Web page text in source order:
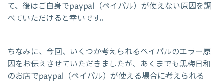
て、後はご自身でpaypal（ペイパル）が使えない原因を調
べていただけると幸いです。
ちなみに、今回、いくつか考えられるペイパルのエラー原
因をお伝えさせていただきましたが、あくまでも黒梅日和
のお店でpaypal（ペイパル）が使える場合に考えられる